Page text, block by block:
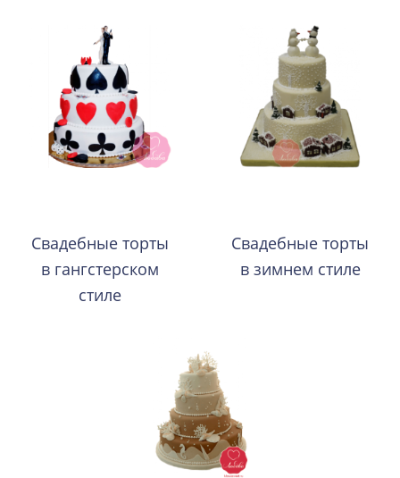
Свадебные торты
в гангстерском
стиле
Свадебные торты
в зимнем стиле